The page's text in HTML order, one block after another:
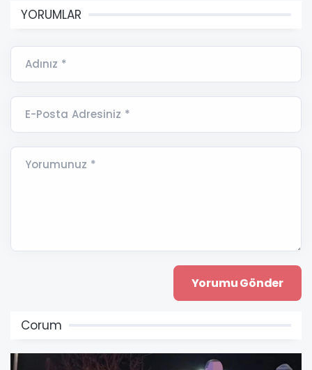
YORUMLAR
Adınız *
E-Posta Adresiniz *
Yorumunuz *
Corum